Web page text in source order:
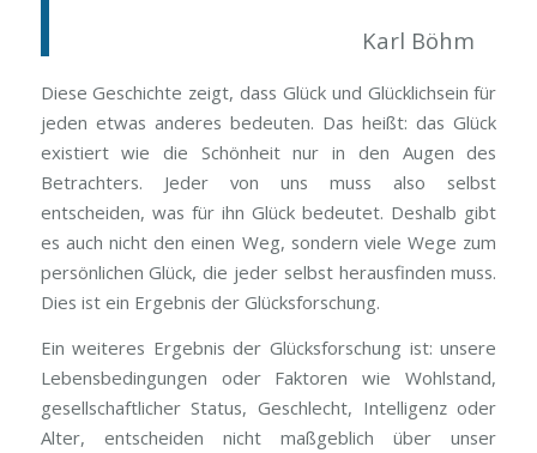
Karl Böhm
Diese Geschichte zeigt, dass Glück und Glücklichsein für
jeden etwas anderes bedeuten. Das heißt: das Glück
existiert wie die Schönheit nur in den Augen des
Betrachters. Jeder von uns muss also selbst
entscheiden, was für ihn Glück bedeutet. Deshalb gibt
es auch nicht den einen Weg, sondern viele Wege zum
persönlichen Glück, die jeder selbst herausfinden muss.
Dies ist ein Ergebnis der Glücksforschung.
Ein weiteres Ergebnis der Glücksforschung ist: unsere
Lebensbedingungen oder Faktoren wie Wohlstand,
gesellschaftlicher Status, Geschlecht, Intelligenz oder
Alter, entscheiden nicht maßgeblich über unser